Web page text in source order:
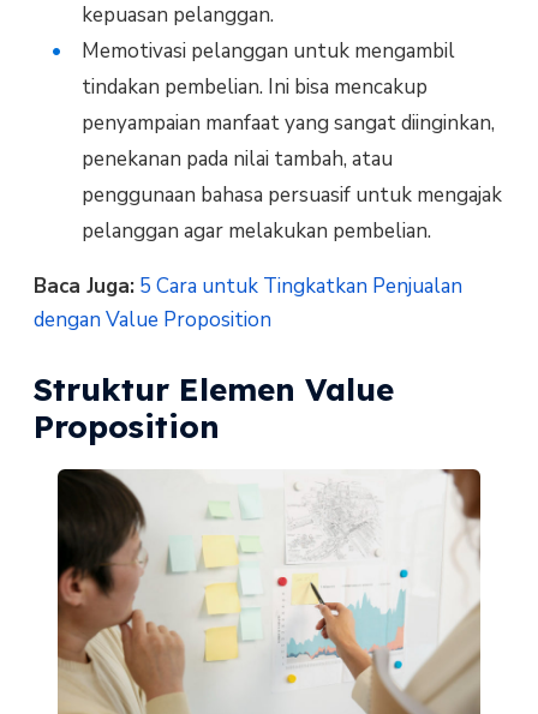
kepuasan pelanggan.
Memotivasi pelanggan untuk mengambil
tindakan pembelian. Ini bisa mencakup
penyampaian manfaat yang sangat diinginkan,
penekanan pada nilai tambah, atau
penggunaan bahasa persuasif untuk mengajak
pelanggan agar melakukan pembelian.
Baca Juga: 5 Cara untuk Tingkatkan Penjualan
dengan Value Proposition
Struktur Elemen Value
Proposition